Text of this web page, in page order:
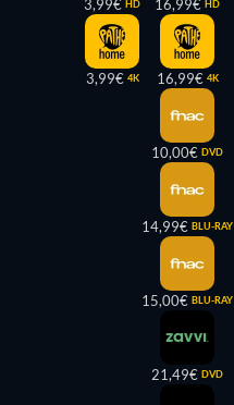
3,99€ HD
3,99€ 4K
16,99€ HD
16,99€ 4K
10,00€ DVD
14,99€ BLU-RAY
15,00€ BLU-RAY
21,49€ DVD